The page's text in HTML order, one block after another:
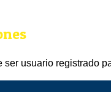
ser usuario registrado